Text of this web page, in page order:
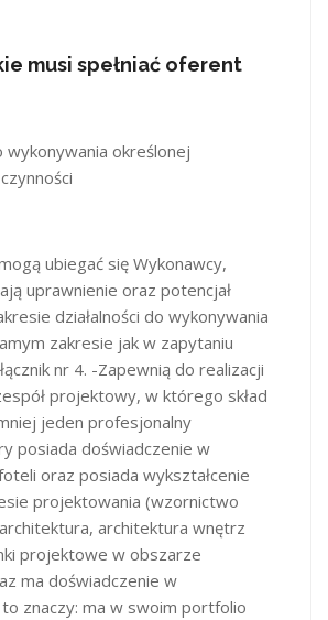
musi spełniać oferent
wykonywania określonej
ubiegać się Wykonawcy,
uprawnienie oraz potencjał
działalności do wykonywania
zakresie jak w zapytaniu
nr 4. -Zapewnią do realizacji
projektowy, w którego skład
jeden profesjonalny
posiada doświadczenie w
oraz posiada wykształcenie
projektowania (wzornictwo
architektura wnętrz
projektowe w obszarze
ma doświadczenie w
znaczy: ma w swoim portfolio